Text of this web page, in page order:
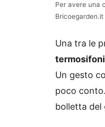
Per avere una
Bricoegarden.it
Una tra le
termosifoni
Un gesto
poco
bolletta del